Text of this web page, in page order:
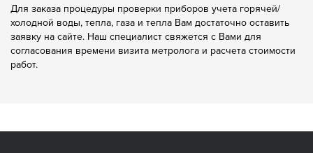
Для заказа процедуры проверки приборов учета горячей/
холодной воды, тепла, газа и тепла Вам достаточно оставить
заявку на сайте. Наш специалист свяжется с Вами для
согласования времени визита метролога и расчета стоимости
работ.